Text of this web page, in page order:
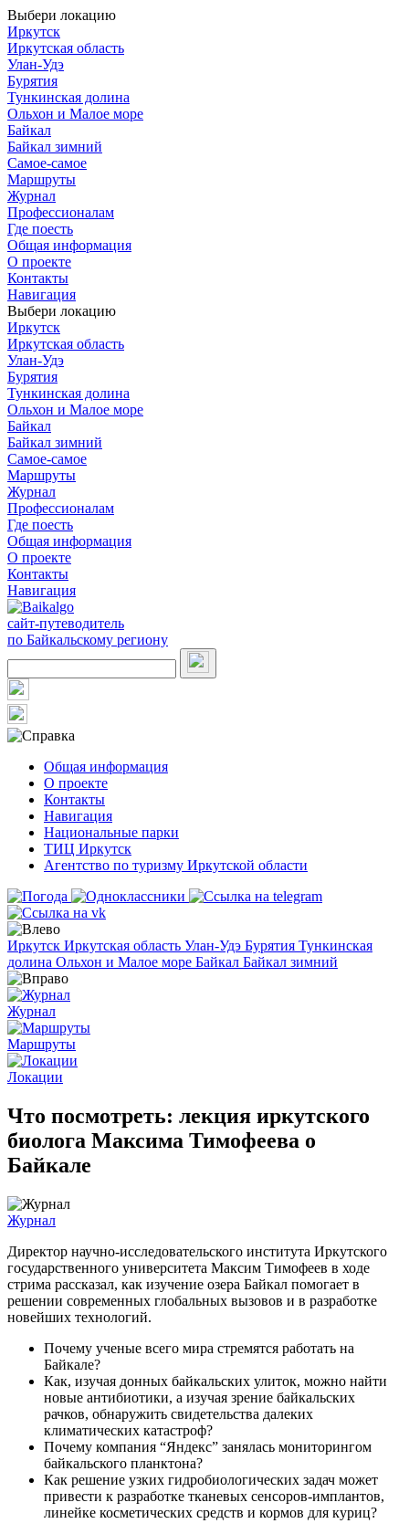
Выбери локацию
Иркутск
Иркутская область
Улан-Удэ
Бурятия
Тункинская долина
Ольхон и Малое море
Байкал
Байкал зимний
Самое-самое
Маршруты
Журнал
Профессионалам
Где поесть
Общая информация
О проекте
Контакты
Навигация
Выбери локацию
Иркутск
Иркутская область
Улан-Удэ
Бурятия
Тункинская долина
Ольхон и Малое море
Байкал
Байкал зимний
Самое-самое
Маршруты
Журнал
Профессионалам
Где поесть
Общая информация
О проекте
Контакты
Навигация
сайт-путеводитель
по Байкальскому региону
Общая информация
О проекте
Контакты
Навигация
Национальные парки
ТИЦ Иркутск
Агентство по туризму Иркутской области
Иркутск Иркутская область Улан-Удэ Бурятия Тункинская
долина Ольхон и Малое море Байкал Байкал зимний
Журнал
Маршруты
Локации
Что посмотреть: лекция иркутского
биолога Максима Тимофеева о
Байкале
Журнал
Директор научно-исследовательского института Иркутского
государственного университета Максим Тимофеев в ходе
стрима рассказал, как изучение озера Байкал помогает в
решении современных глобальных вызовов и в разработке
новейших технологий.
Почему ученые всего мира стремятся работать на
Байкале?
Как, изучая донных байкальских улиток, можно найти
новые антибиотики, а изучая зрение байкальских
рачков, обнаружить свидетельства далеких
климатических катастроф?
Почему компания “Яндекс” занялась мониторингом
байкальского планктона?
Как решение узких гидробиологических задач может
привести к разработке тканевых сенсоров-имплантов,
линейке косметических средств и кормов для куриц?